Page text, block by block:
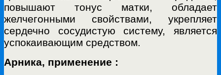
повышают тонус матки, обладает
желчегонными свойствами, укрепляет
сердечно сосудистую систему, является
успокаивающим средством.
Арника, применение :